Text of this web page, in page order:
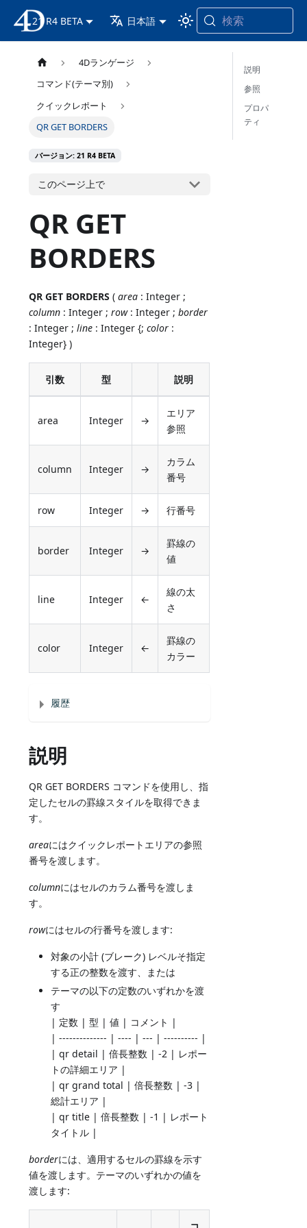
4D ドキュメンテーション
21 R4 BETA 日本語 検索
4Dランゲージ
コマンド(テーマ別)
クイックレポート
QR GET BORDERS
バージョン: 21 R4 BETA
このページ上で
QR GET
BORDERS
QR GET BORDERS (area : Integer ;
column : Integer ;row: Integer ;border
: Integer ;line : Integer {;color :
Integer} )
引数 型 説明
area Integer →
エリア
参照
column Integer →
カラム
番号
row Integer → 行番号
border Integer →
罫線の
値
line Integer ←
線の太
さ
color Integer ←
罫線の
カラー
履歴
説明
QR GET BORDERS コマンドを使用し、指
定したセルの罫線スタイルを取得できま
す。
areaにはクイックレポートエリアの参照
番号を渡します。
columnにはセルのカラム番号を渡しま
す。
rowにはセルの行番号を渡します:
対象の小計 (ブレーク) レベルそ指定
する正の整数を渡す、または
テーマの以下の定数のいずれかを渡
す
| 定数 | 型 | 値 | コメント |
| -------------- | ---- | --- | ---------- |
| qr detail | 倍長整数 | -2 | レポー
トの詳細エリア |
| qr grand total | 倍長整数 | -3 |
総計エリア |
| qr title | 倍長整数 | -1 | レポート
タイトル |
borderには、適用するセルの罫線を示す
値を渡します。テーマのいずれかの値を
渡します:
説明
参照
プロパ
ティ